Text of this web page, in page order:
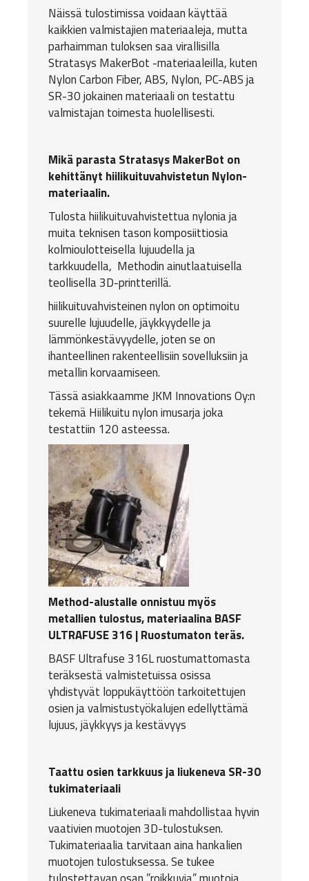
Näissä tulostimissa voidaan käyttää
kaikkien valmistajien materiaaleja, mutta
parhaimman tuloksen saa virallisilla
Stratasys MakerBot -materiaaleilla, kuten
Nylon Carbon Fiber, ABS, Nylon, PC-ABS ja
SR-30 jokainen materiaali on testattu
valmistajan toimesta huolellisesti.
Mikä parasta Stratasys MakerBot on
kehittänyt hiilikuituvahvistetun Nylon-
materiaalin.
Tulosta hiilikuituvahvistettua nylonia ja
muita teknisen tason komposiittiosia
kolmioulotteisella lujuudella ja
tarkkuudella, Methodin ainutlaatuisella
teollisella 3D-printterillä.
hiilikuituvahvisteinen nylon on optimoitu
suurelle lujuudelle, jäykkyydelle ja
lämmönkestävyydelle, joten se on
ihanteellinen rakenteellisiin sovelluksiin ja
metallin korvaamiseen.
Tässä asiakkaammeJKM Innovations Oy:n
tekemä Hiilikuitu nylon imusarja joka
testattiin 120 asteessa.
Method-alustalle onnistuu myös
metallien tulostus, materiaalina BASF
ULTRAFUSE 316 | Ruostumaton teräs.
BASF Ultrafuse 316L ruostumattomasta
teräksestä valmistetuissa osissa
yhdistyvät loppukäyttöön tarkoitettujen
osien ja valmistustyökalujen edellyttämä
lujuus, jäykkyys ja kestävyys
Taattu osien tarkkuus ja liukeneva SR-30
tukimateriaali
Liukeneva tukimateriaali mahdollistaa hyvin
vaativien muotojen 3D-tulostuksen.
Tukimateriaalia tarvitaan aina hankalien
muotojen tulostuksessa. Se tukee